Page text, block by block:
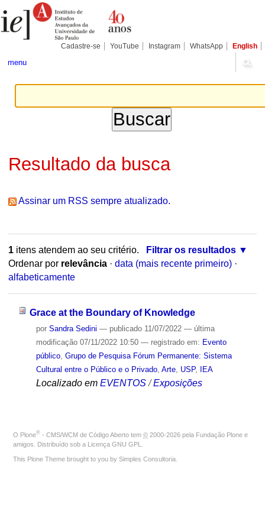
para
conteúdo.
Pessoais
Cadastre-se YouTube Instagram WhatsApp English
menu
Resultado da busca
Assinar um RSS sempre atualizado.
1itens atendem ao seu critério.
Filtrar os resultados
Ordenar por relevância · data (mais recente primeiro) ·
alfabeticamente
Grace at the Boundary of Knowledge
por Sandra Sedini — publicado11/07/2022 — última
modificação07/11/2022 10:50 — registrado em: Evento
público, Grupo de Pesquisa Fórum Permanente: Sistema
Cultural entre o Público e o Privado, Arte, USP, IEA
Localizado em EVENTOS /Exposições
O Plone® - CMS/WCM de Código Aberto tem © 2000-2026 pela Fundação Plone e
amigos. Distribuído sob a Licença GNU GPL
This Plone Theme brought to you by Simples Consultoria